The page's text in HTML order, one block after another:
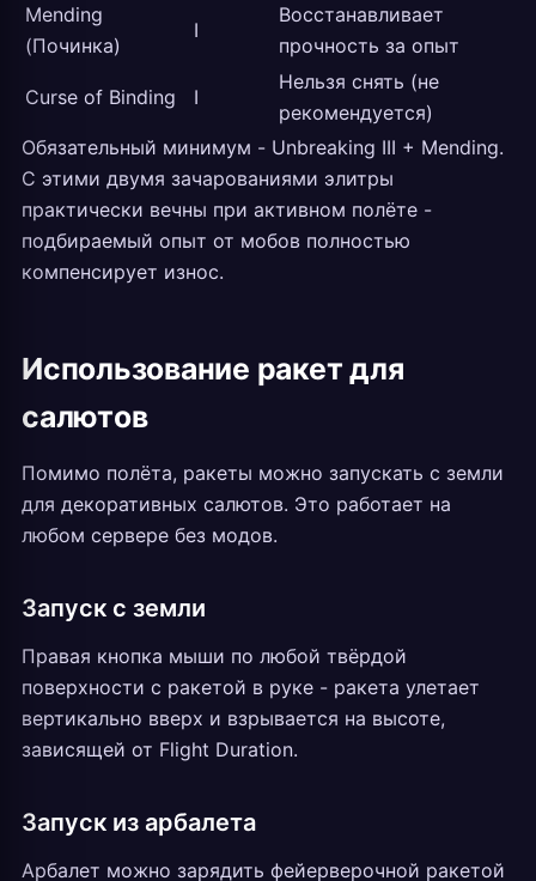
Mending
(Починка)
I
Восстанавливает
прочность за опыт
Curse of Binding I
Нельзя снять (не
рекомендуется)
Обязательный минимум - Unbreaking III + Mending.
С этими двумя зачарованиями элитры
практически вечны при активном полёте -
подбираемый опыт от мобов полностью
компенсирует износ.
Использование ракет для
салютов
Помимо полёта, ракеты можно запускать с земли
для декоративных салютов. Это работает на
любом сервере без модов.
Запуск с земли
Правая кнопка мыши по любой твёрдой
поверхности с ракетой в руке - ракета улетает
вертикально вверх и взрывается на высоте,
зависящей от Flight Duration.
Запуск из арбалета
Арбалет можно зарядить фейерверочной ракетой